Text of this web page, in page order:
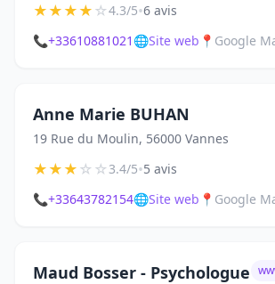
★★★★☆4.3/5•6 avis
📞+33610881021 🌐Site web 📍 Google
Anne Marie BUHAN
19 Rue du Moulin, 56000 Vannes
★★★☆☆3.4/5•5 avis
📞+33643782154🌐Site web 📍 Google
Maud Bosser - Psychologue